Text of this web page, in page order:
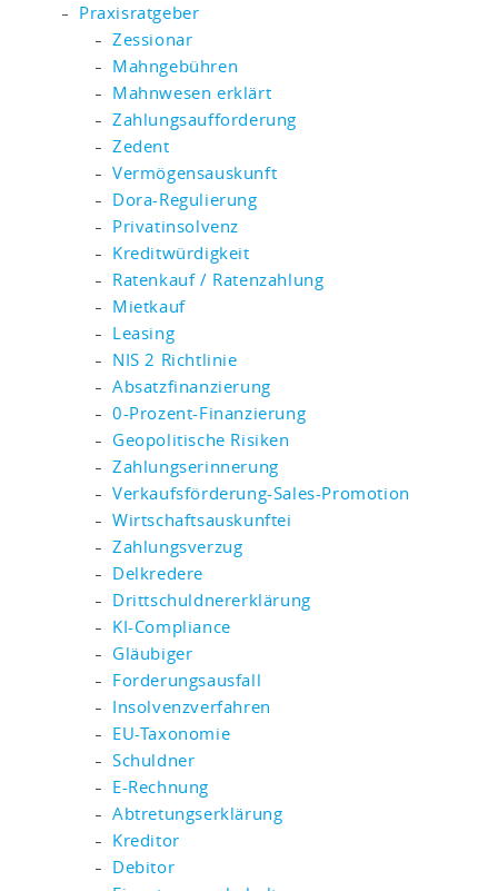
Praxisratgeber
Zessionar
Mahngebühren
Mahnwesen erklärt
Zahlungsaufforderung
Zedent
Vermögensauskunft
Dora-Regulierung
Privatinsolvenz
Kreditwürdigkeit
Ratenkauf / Ratenzahlung
Mietkauf
Leasing
NIS 2 Richtlinie
Absatzfinanzierung
0-Prozent-Finanzierung
Geopolitische Risiken
Zahlungserinnerung
Verkaufsförderung-Sales-Promotion
Wirtschaftsauskunftei
Zahlungsverzug
Delkredere
Drittschuldnererklärung
KI-Compliance
Gläubiger
Forderungsausfall
Insolvenzverfahren
EU-Taxonomie
Schuldner
E-Rechnung
Abtretungserklärung
Kreditor
Debitor